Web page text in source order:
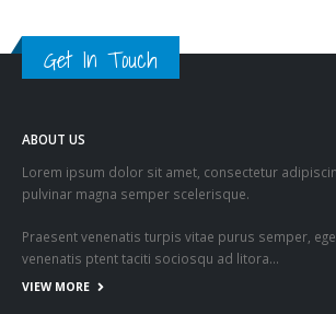
Get In Touch
ABOUT US
Lorem ipsum dolor sit amet, consectetur
pulvinar magna semper scelerisque.
Praesent venenatis turpis vitae purus semper,
venenatis ptent taciti sociosqu ad litora…
VIEW MORE